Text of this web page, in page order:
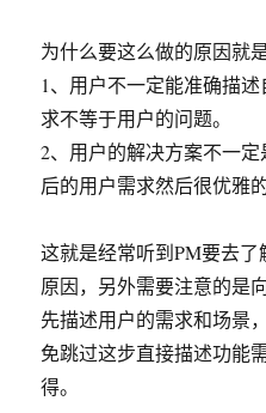
为什么要这么做的原因就是
1、用户不一定能准确描
求不等于用户的问题。
2、用户的解决方案不一
后的用户需求然后很优雅
这就是经常听到PM要去
原因，另外需要注意的是
先描述用户的需求和场景
免跳过这步直接描述功能
得。